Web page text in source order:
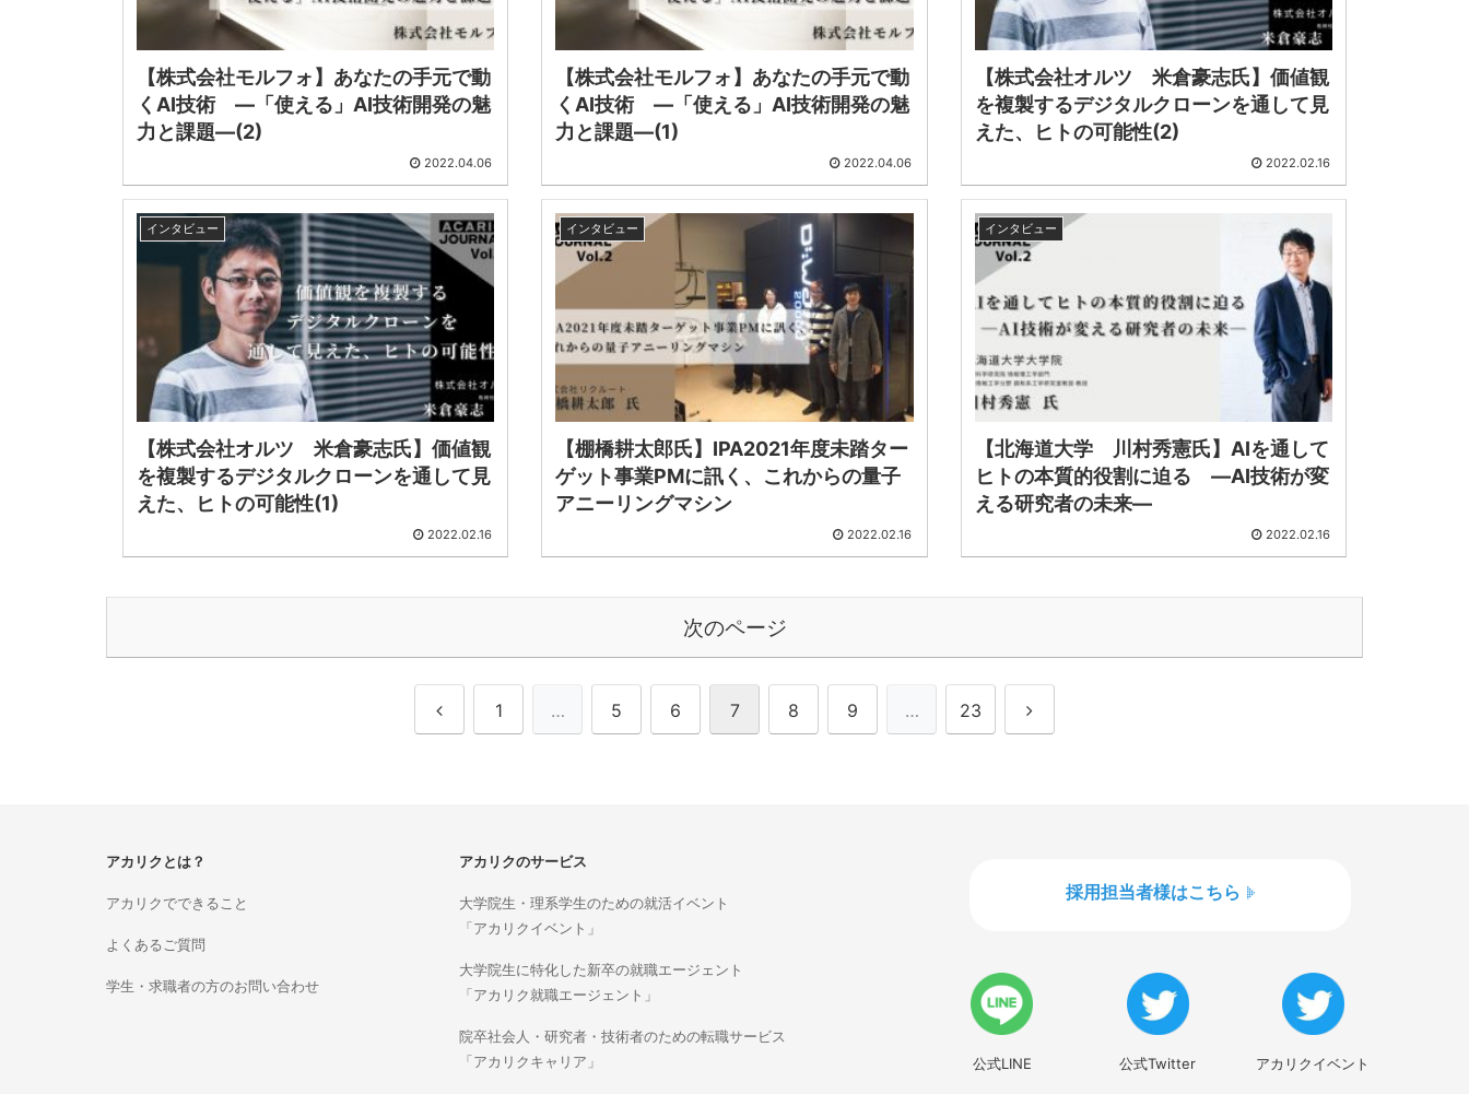
【株式会社モルフォ】あなたの手元で動
くAI技術 ―「使える」AI技術開発の魅
力と課題―(2)
2022.04.06
【株式会社モルフォ】あなたの手元で動
くAI技術 ―「使える」AI技術開発の魅
力と課題―(1)
2022.04.06
【株式会社オルツ 米倉豪志氏】価値観
を複製するデジタルクローンを通して見
えた、ヒトの可能性(2)
2022.02.16
インタビュー
【株式会社オルツ 米倉豪志氏】価値観
を複製するデジタルクローンを通して見
えた、ヒトの可能性(1)
2022.02.16
インタビュー
【棚橋耕太郎氏】IPA2021年度未踏ター
ゲット事業PMに訊く、これからの量子
アニーリングマシン
2022.02.16
インタビュー
【北海道大学 川村秀憲氏】AIを通して
ヒトの本質的役割に迫る ―AI技術が変
える研究者の未来―
2022.02.16
次のページ
1 … 5 6 7 8 9 … 23
アカリクとは？
アカリクでできること
よくあるご質問
学生・求職者の方のお問い合わせ
アカリクのサービス
大学院生・理系学生のための就活イベント
「アカリクイベント」
大学院生に特化した新卒の就職エージェント
「アカリク就職エージェント」
院卒社会人・研究者・技術者のための転職サービス
「アカリクキャリア」
採用担当者様はこちら
公式LINE 公式Twitter アカリクイベント